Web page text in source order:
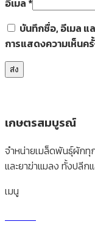
บันทึกชื่อ, อีเมล แ
การแสดงความเห็นค
เกษตรสมบูรณ์
จำหน่ายเมล็ดพันธุ์ผัก
และยาฆ่าแมลง ทั้งปลีก
เมนู